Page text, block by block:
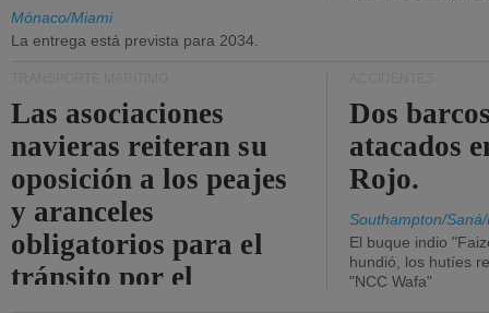
Mónaco/Miami
La entrega está prevista para 2034.
Las asociaciones
navieras reiteran su
oposición a los peajes
y aranceles
obligatorios para el
tránsito por el
Dos
atacados
Rojo.
Southampton/
El buque indio
hundió, los hutíes
"NCC Wafa"